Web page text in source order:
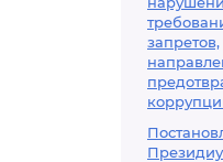
запретов,